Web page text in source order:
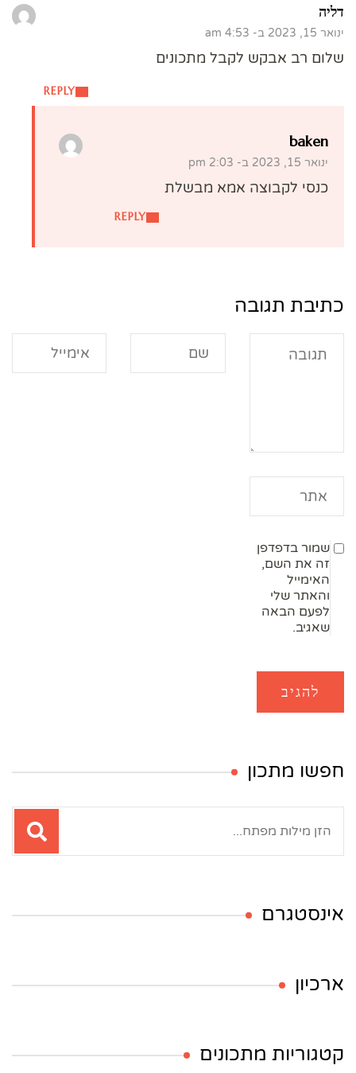
דליה
ינואר 15, 2023 ב- 4:53 am
REPLY
שלום רב אבקש לקבל מתכונים
baken
ינואר 15, 2023 ב- 2:03 pm
REPLY
כנסי לקבוצה אמא מבשלת
כתיבת תגובה
שמור בדפדפן
זה את השם,
האימייל
והאתר שלי
לפעם הבאה
שאגיב.
חפשו מתכון
אינסטגרם
ארכיון
קטגוריות מתכונים